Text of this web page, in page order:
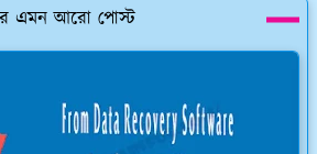
এমন আরো পোস্ট